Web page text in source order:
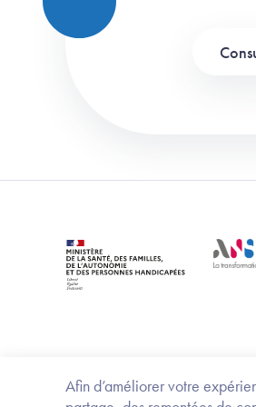
Afin d’améliorer votre